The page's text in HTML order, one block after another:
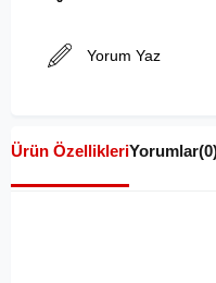
Yorum Yaz
Ürün ÖzellikleriYorumlar